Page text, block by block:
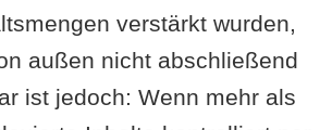
verstärkt wurden,
außen nicht abschließend
ist jedoch: Wenn mehr als